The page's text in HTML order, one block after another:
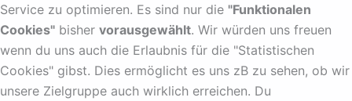
Service zu optimieren. Es sind nur die "Funktionalen
Cookies" bisher vorausgewählt. Wir würden uns freuen
wenn du uns auch die Erlaubnis für die "Statistischen
Cookies" gibst. Dies ermöglicht es uns zB zu sehen, ob wir
unsere Zielgruppe auch wirklich erreichen. Du